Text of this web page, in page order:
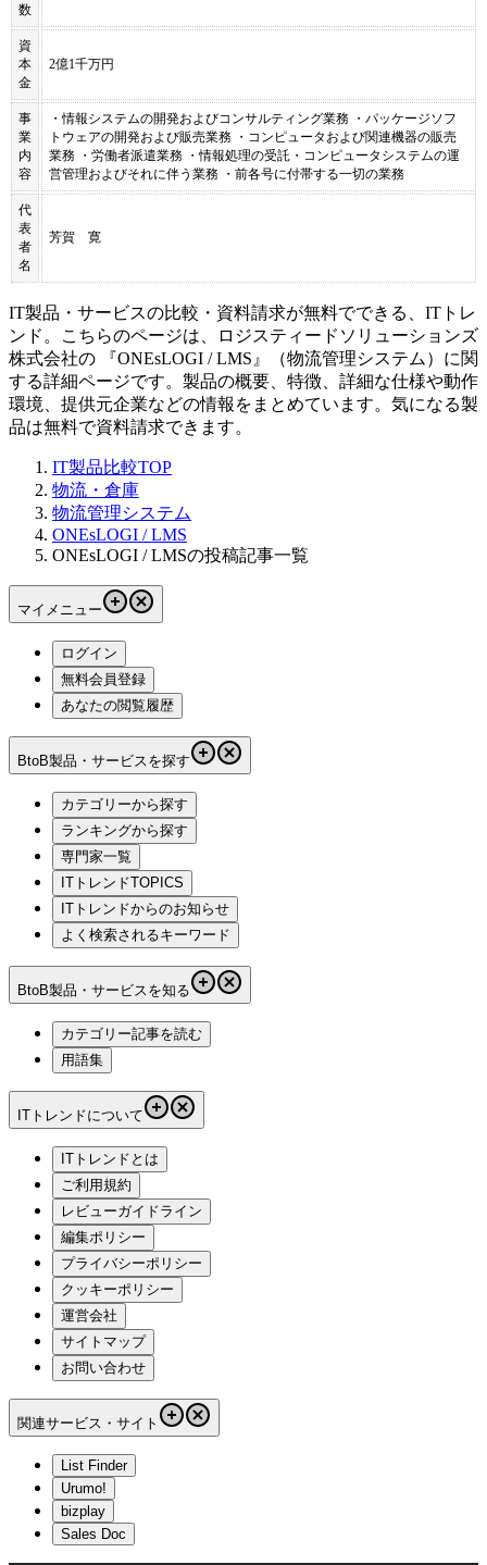
数
資
本
金
2億1千万円
事
業
内
容
・情報システムの開発およびコンサルティング業務 ・パッケージソフ
トウェアの開発および販売業務 ・コンピュータおよび関連機器の販売
業務 ・労働者派遣業務 ・情報処理の受託・コンピュータシステムの運
営管理およびそれに伴う業務 ・前各号に付帯する一切の業務
代
表
者
名
芳賀 寛
IT製品・サービスの比較・資料請求が無料でできる、ITトレ
ンド。こちらのページは、
ロジスティードソリューションズ
株式会社の 『ONEsLOGI / LMS 』（物流管理システム ）に関
する詳細ページです。製品の概要、特徴、詳細な仕様や動作
環境、提供元企業などの情報をまとめています。気になる製
品は無料で資料請求できます。
IT製品比較TOP
物流・倉庫
物流管理システム
ONEsLOGI / LMS
ONEsLOGI / LMSの投稿記事一覧
マイメニュー
ログイン
無料会員登録
あなたの閲覧履歴
BtoB製品・サービスを探す
カテゴリーから探す
ランキングから探す
専門家一覧
ITトレンドTOPICS
ITトレンドからのお知らせ
よく検索されるキーワード
BtoB製品・サービスを知る
カテゴリー記事を読む
用語集
ITトレンドについて
ITトレンドとは
ご利用規約
レビューガイドライン
編集ポリシー
プライバシーポリシー
クッキーポリシー
運営会社
サイトマップ
お問い合わせ
関連サービス・サイト
List Finder
Urumo!
bizplay
Sales Doc